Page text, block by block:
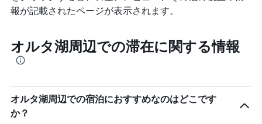
報が記載されたページが表示されます。
オルタ湖周辺での滞在に関する情報
オルタ湖周辺での宿泊におすすめなのはどこです
か？